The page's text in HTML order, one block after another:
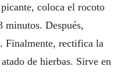
coloca el rocoto
minutos. Después,
Finalmente, rectifica la
de hierbas. Sirve en